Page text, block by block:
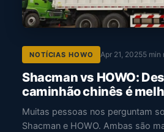
NOTÍCIAS HOWO Apr 21, 20255 min
Shacman vs HOWO:
caminhão chinês é
Muitas pessoas nos perguntam
Shacman e HOWO. Ambas são